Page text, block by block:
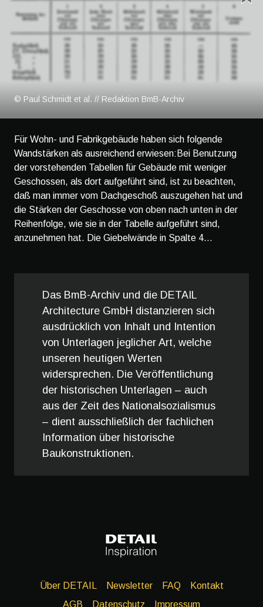
© Paul Schmidt et al. // Redaktion BmB-Archiv
Für Wohn- und Fabrikgebäude haben sich folgende
Wandstärken als ausreichend erwiesen:Bei Benutzung
der vorstehenden Tabellen für Gebäude mit weniger
Geschossen, als dort aufgeführt sind, ist zu beachten,
daß man immer vom Dachgeschoß auszugehen hat und
die Stärken der Geschosse von oben nach unten in der
Reihenfolge, wie sie in der Tabelle aufgeführt sind,
anzunehmen hat. Die Giebelwände in Spalte 4...
Das BmB-Archiv und die DETAIL
Architecture GmbH distanzieren sich
ausdrücklich von Inhalt und Intention
von Unterlagen jeglicher Art, welche
unseren heutigen Werten
widersprechen. Die Veröffentlichung
der historischen Unterlagen – auch
aus der Zeit des Nationalsozialismus
– dient ausschließlich der fachlichen
Information über historische
Baukonstruktionen.
Über DETAIL Newsletter FAQ
Kontakt
AGB
Datenschutz Impressum